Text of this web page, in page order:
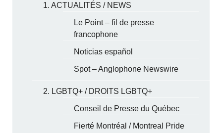
1. ACTUALITÉS / NEWS
Le Point – fil de presse
francophone
Noticias español
Spot – Anglophone Newswire
2. LGBTQ+ / DROITS LGBTQ+
Conseil de Presse du Québec
Fierté Montréal / Montreal Pride